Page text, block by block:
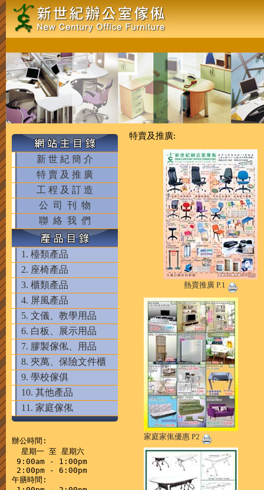
新 世 紀 簡 介
特 賣 及 推 廣
工 程 及 訂 造
公 司 刊 物
聯 絡 我 們
1. 檯類產品
2. 座椅產品
3. 櫃類產品
4. 屏風產品
5. 文儀、教學用品
6. 白板、展示用品
7. 膠製傢俬、用品
8. 夾萬、保險文件櫃
9. 學校傢俱
10. 其他產品
11. 家庭傢俬
辦公時間:
  星期一 至 星期六
9:00am - 1:00pm
2:00pm - 6:00pm
午膳時間:
特賣及推廣:
熱賣推廣 P.1
家庭家俬優惠 P2